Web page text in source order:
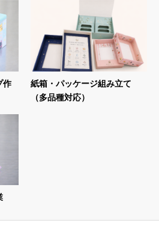
作
紙箱・パッケージ組み立て
（多品種対応）